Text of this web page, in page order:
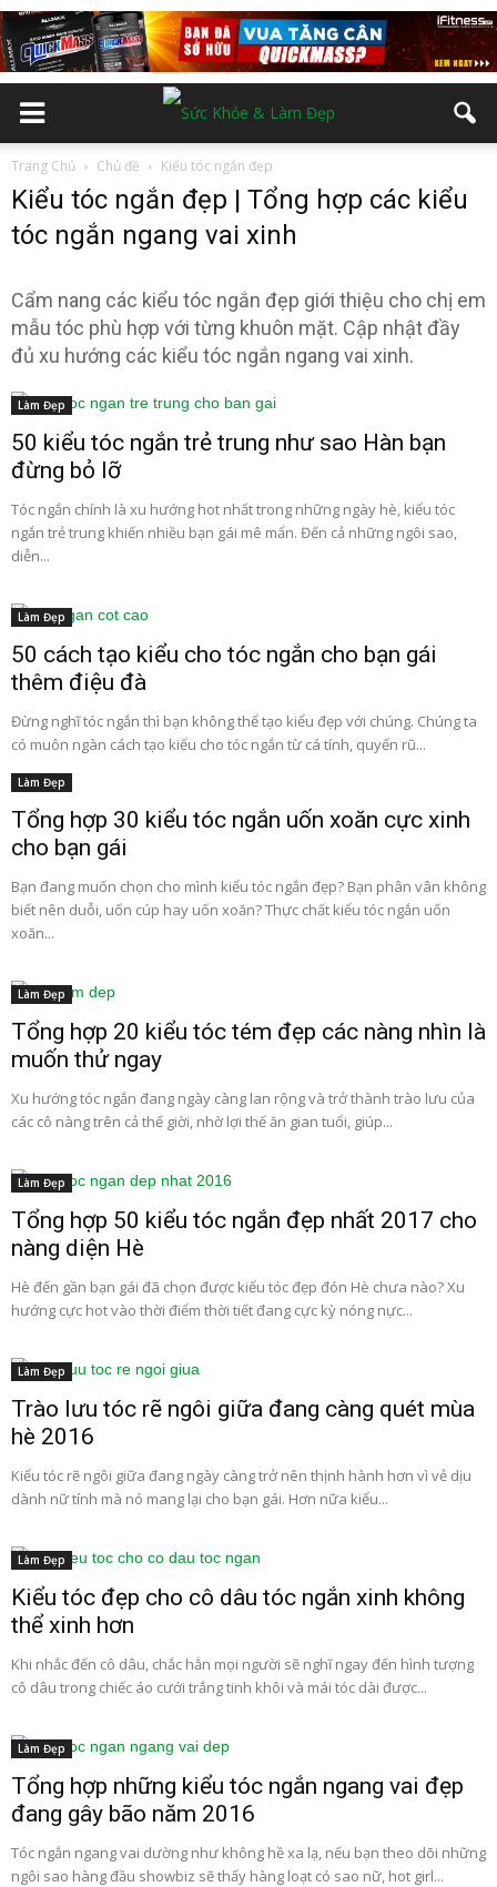
Trang Chủ Chủ đề Kiểu tóc ngắn đẹp
Kiểu tóc ngắn đẹp | Tổng hợp các kiểu
tóc ngắn ngang vai xinh
Cẩm nang các kiểu tóc ngắn đẹp giới thiệu cho chị em
mẫu tóc phù hợp với từng khuôn mặt. Cập nhật đầy
đủ xu hướng các kiểu tóc ngắn ngang vai xinh.
Làm Đẹp
50 kiểu tóc ngắn trẻ trung như sao Hàn bạn
đừng bỏ lỡ
Tóc ngắn chính là xu hướng hot nhất trong những ngày hè, kiểu tóc
ngắn trẻ trung khiến nhiều bạn gái mê mẩn. Đến cả những ngôi sao,
diễn...
Làm Đẹp
50 cách tạo kiểu cho tóc ngắn cho bạn gái
thêm điệu đà
Đừng nghĩ tóc ngắn thì bạn không thể tạo kiểu đẹp với chúng. Chúng ta
có muôn ngàn cách tạo kiểu cho tóc ngắn từ cá tính, quyến rũ...
Làm Đẹp
Tổng hợp 30 kiểu tóc ngắn uốn xoăn cực xinh
cho bạn gái
Bạn đang muốn chọn cho mình kiểu tóc ngắn đẹp? Bạn phân vân không
biết nên duỗi, uốn cúp hay uốn xoăn? Thực chất kiểu tóc ngắn uốn
xoăn...
Làm Đẹp
Tổng hợp 20 kiểu tóc tém đẹp các nàng nhìn là
muốn thử ngay
Xu hướng tóc ngắn đang ngày càng lan rộng và trở thành trào lưu của
các cô nàng trên cả thế giời, nhờ lợi thế ăn gian tuổi, giúp...
Làm Đẹp
Tổng hợp 50 kiểu tóc ngắn đẹp nhất 2017 cho
nàng diện Hè
Hè đến gần bạn gái đã chọn được kiểu tóc đẹp đón Hè chưa nào? Xu
hướng cực hot vào thời điểm thời tiết đang cực kỳ nóng nực...
Làm Đẹp
Trào lưu tóc rẽ ngôi giữa đang càng quét mùa
hè 2016
Kiểu tóc rẽ ngôi giữa đang ngày càng trở nên thịnh hành hơn vì vẻ dịu
dành nữ tính mà nó mang lại cho bạn gái. Hơn nữa kiểu...
Làm Đẹp
Kiểu tóc đẹp cho cô dâu tóc ngắn xinh không
thể xinh hơn
Khi nhắc đến cô dâu, chắc hẳn mọi người sẽ nghĩ ngay đến hình tượng
cô dâu trong chiếc áo cưới trắng tinh khôi và mái tóc dài được...
Làm Đẹp
Tổng hợp những kiểu tóc ngắn ngang vai đẹp
đang gây bão năm 2016
Tóc ngắn ngang vai dường như không hề xa lạ, nếu bạn theo dõi những
ngôi sao hàng đầu showbiz sẽ thấy hàng loạt có sao nữ, hot girl...